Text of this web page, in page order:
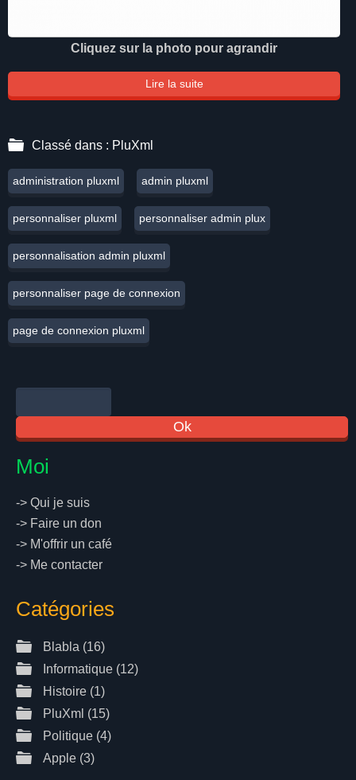
Cliquez sur la photo pour agrandir
Lire la suite
Classé dans : PluXml
administration pluxml admin pluxml
personnaliser pluxml personnaliser admin plux
personnalisation admin pluxml
personnaliser page de connexion
page de connexion pluxml
Moi
-> Qui je suis
-> Faire un don
-> M'offrir un café
-> Me contacter
Catégories
Blabla (16)
Informatique (12)
Histoire (1)
PluXml (15)
Politique (4)
Apple (3)